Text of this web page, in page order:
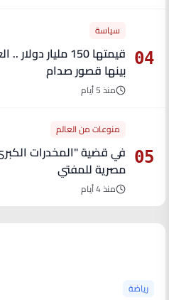
04
سياسة
بينها قصور صدام
منذ 5 أيام
05
منوعات من العالم
مصرية للمفتي
منذ 4 أيام
رياضة